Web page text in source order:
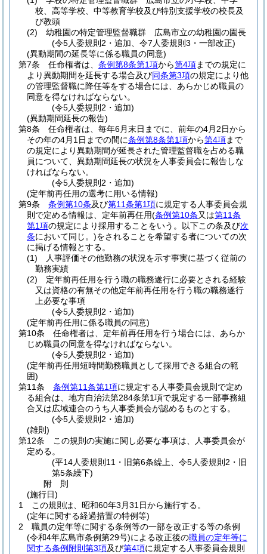
校、高等学校、中等教育学校及び特別支援学校の校長及
び教頭
(2)
幼稚園の特定管理監督職群 広島市立の幼稚園の園長
(令5人委規則2・追加、令7人委規則3・一部改正)
(異動期間の延長等に係る職員の同意)
第7条
任命権者は、 条例第8条第1項から第4項までの規定に
より異動期間を延長する場合及び同条第3項の規定により他
の管理監督職に降任等をする場合には、あらかじめ職員の
同意を得なければならない。
(令5人委規則2・追加)
(異動期間延長の報告)
第8条
任命権者は、毎年6月末日までに、前年の4月2日から
その年の4月1日までの間に条例第8条第1項から第4項まで
の規定により異動期間が延長された管理監督職を占める職
員について、異動期間延長の状況を人事委員会に報告しな
ければならない。
(令5人委規則2・追加)
(定年前再任用の選考に用いる情報)
第9条
条例第10条及び第11条第1項に規定する人事委員会規
則で定める情報は、定年前再任用(条例第10条又は第11条
第1項の規定により採用することをいう。以下この条及び次
条において同じ。)をされることを希望する者についての次
に掲げる情報とする。
(1)
人事評価その他勤務の状況を示す事実に基づく従前の
勤務実績
(2)
定年前再任用を行う職の職務遂行に必要とされる経験
又は資格の有無その他定年前再任用を行う職の職務遂行
上必要な事項
(令5人委規則2・追加)
(定年前再任用に係る職員の同意)
第10条
任命権者は、定年前再任用を行う場合には、あらか
じめ職員の同意を得なければならない。
(令5人委規則2・追加)
(定年前再任用短時間勤務職員として採用できる組合の範
囲)
第11条
条例第11条第1項に規定する人事委員会規則で定め
る組合は、地方自治法第284条第1項で規定する一部事務組
合又は広域連合のうち人事委員会が認めるものとする。
(令5人委規則2・追加)
(雑則)
第12条
この規則の実施に関し必要な事項は、人事委員会が
定める。
(平14人委規則11・旧第6条繰上、令5人委規則2・旧
第5条繰下)
附 則
(施行日)
1
この規則は、昭和60年3月31日から施行する。
(定年に関する経過措置の特例等)
2
職員の定年等に関する条例等の一部を改正する等の条例
(令和4年広島市条例第29号)による改正後の職員の定年等に
関する条例附則第3項及び第4項に規定する人事委員会規則